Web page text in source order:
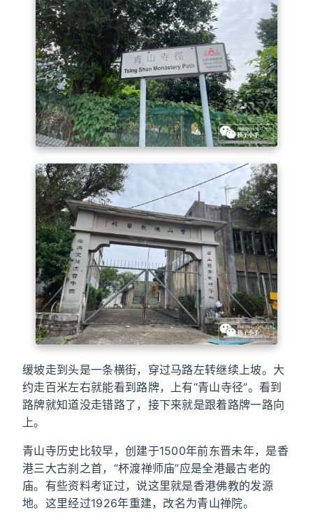
缓坡走到头是一条横街，穿过马路左转继续上坡。大
约走百米左右就能看到路牌，上有“青山寺径”。看到
路牌就知道没走错路了，接下来就是跟着路牌一路向
上。
青山寺历史比较早，创建于1500年前东晋未年，是香
港三大古刹之首，“杯渡禅师庙”应是全港最古老的
庙。有些资料考证过，说这里就是香港佛教的发源
地。这里经过1926年重建，改名为青山禅院。